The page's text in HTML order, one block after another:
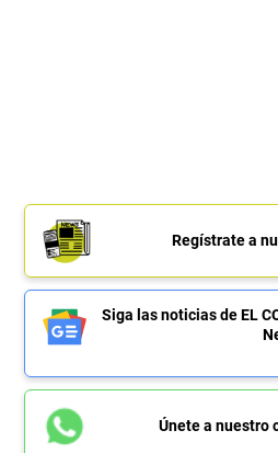
Regístrate a
Siga las noticias de EL
Únete a nuestro